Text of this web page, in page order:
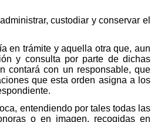
custodiar y conservar el
en trámite y aquella otra que, aun
y consulta por parte de dichas
contará con un responsable, que
que esta orden asigna a los
entendiendo por tales todas las
o en imagen, recogidas en